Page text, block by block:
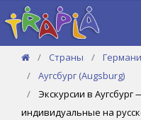
Страны
Аугсбург (Augsburg)
Экскурсии в
индивидуальные на